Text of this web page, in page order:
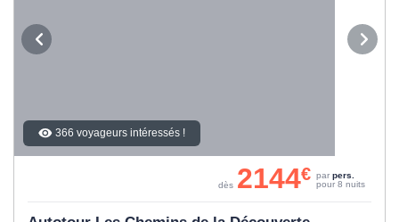
366 voyageurs intéressés !
dès 2144€ par pers.
pour 8 nuits